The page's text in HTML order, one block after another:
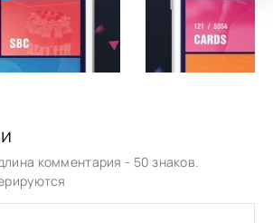
комментария - 50 знаков.